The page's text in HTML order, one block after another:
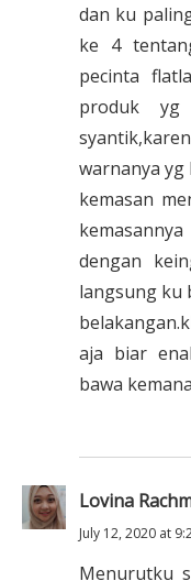
dan ku
ke 4
pecinta
produk
warnanya yg
kemasan
dengan
langsung ku
aja biar
bawa
Lovina
July 12, 2020 at
Menurutku